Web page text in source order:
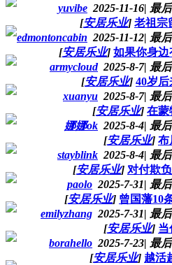
yuvibe 2025-11-16| 最
[安居乐业] 老祖宗
edmontoncabin 2025-11-12| 最
[安居乐业] 如果你身
armycloud 2025-8-7| 最
[安居乐业] 40岁
xuanyu 2025-8-7| 最
[安居乐业] 在蒙
娜娜ok 2025-8-4| 最
[安居乐业] 布
stayblink 2025-8-4| 最
[安居乐业] 对付欺
paolo 2025-7-31| 最
[安居乐业] 曾国藩10
emilyzhang 2025-7-31| 最
[安居乐业] 当
borahello 2025-7-23| 最
[安居乐业] 越活